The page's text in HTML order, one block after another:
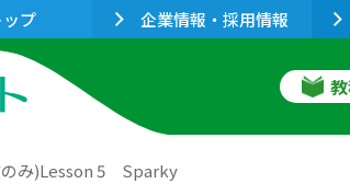
プ 企業情報・採用情報
のみ)Lesson 5 Sparky